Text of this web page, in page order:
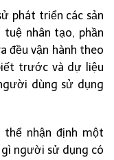
phát triển các sản
nhân tạo, phần
đều vận hành theo
trước và dự liệu
dùng sử dụng
thể nhận định một
người sử dụng có